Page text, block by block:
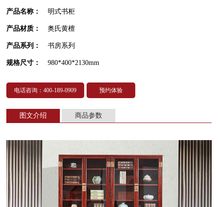
产品名称： 明式书柜
产品材质： 奥氏黄檀
产品系列： 书房系列
规格尺寸： 980*400*2130mm
电话咨询：400-189-0909 预约体验
图文介绍 商品参数